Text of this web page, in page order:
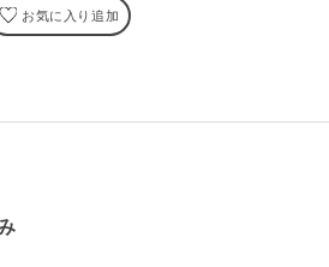
お気に入り追加